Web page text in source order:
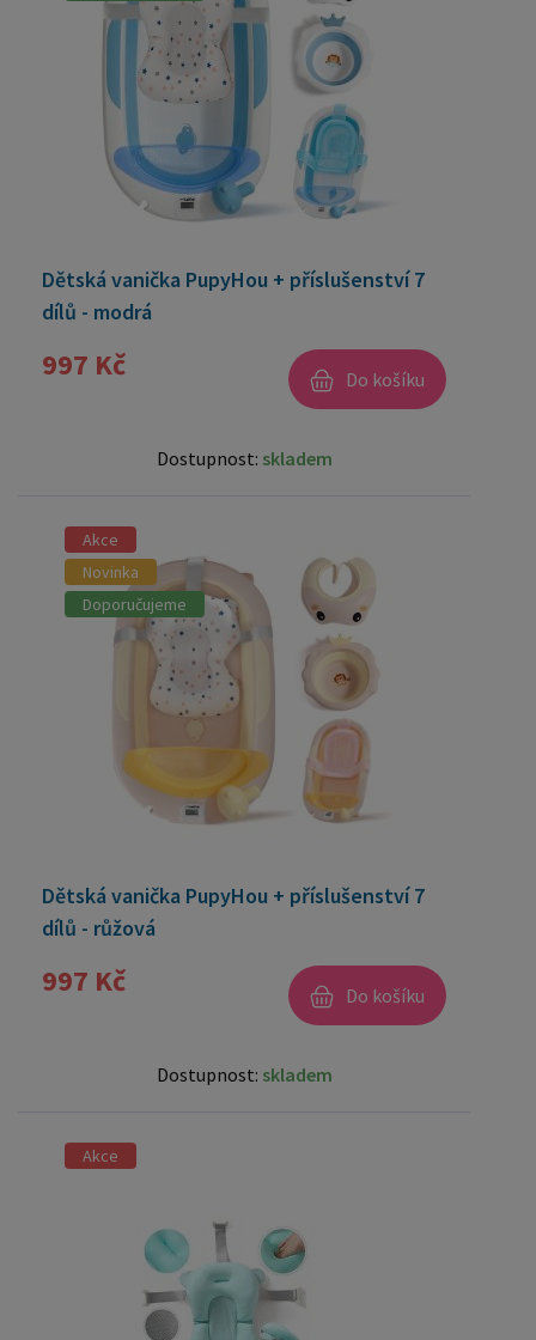
Dětská vanička PupyHou + příslušenství 7
dílů - modrá
997 Kč Do košíku
Dostupnost: skladem
Akce
Novinka
Doporučujeme
Dětská vanička PupyHou + příslušenství 7
dílů - růžová
997 Kč Do košíku
Dostupnost: skladem
Akce